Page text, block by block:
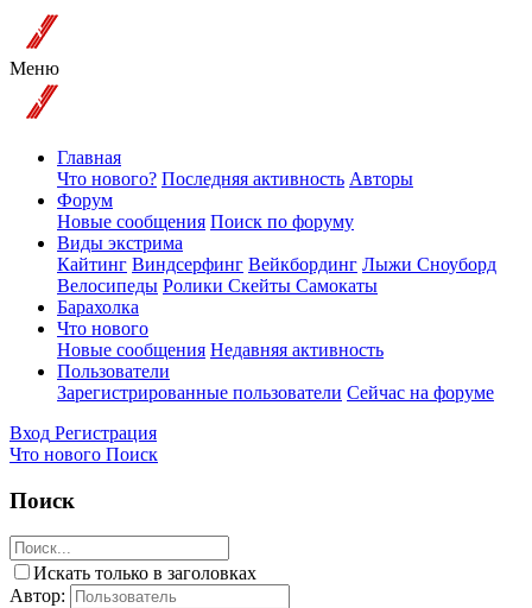
Меню
Главная
Что нового? Последняя активность Авторы
Форум
Новые сообщения Поиск по форуму
Виды экстрима
Кайтинг Виндсерфинг Вейкбординг Лыжи Сноуборд
Велосипеды Ролики Скейты Самокаты
Барахолка
Что нового
Новые сообщения Недавняя активность
Пользователи
Зарегистрированные пользователи Сейчас на форуме
Вход Регистрация
Что нового Поиск
Поиск
Искать только в заголовках
Автор: